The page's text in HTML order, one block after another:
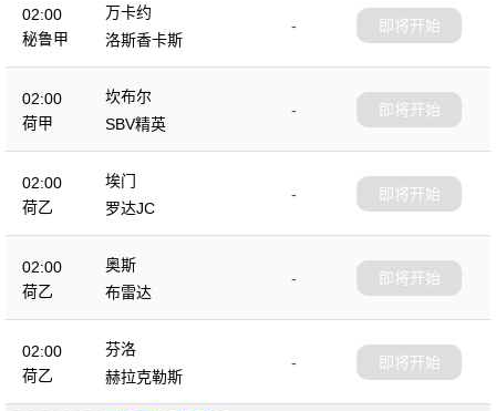
02:00
秘鲁甲
万卡约
-
洛斯香卡斯
即将开始
02:00
荷甲
坎布尔
-
SBV精英
即将开始
02:00
荷乙
埃门
-
罗达JC
即将开始
02:00
荷乙
奥斯
-
布雷达
即将开始
02:00
荷乙
芬洛
-
赫拉克勒斯
即将开始